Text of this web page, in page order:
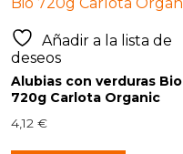
Añadir a la lista de
deseos
Alubias con verduras Bio
720g Carlota Organic
4,12€